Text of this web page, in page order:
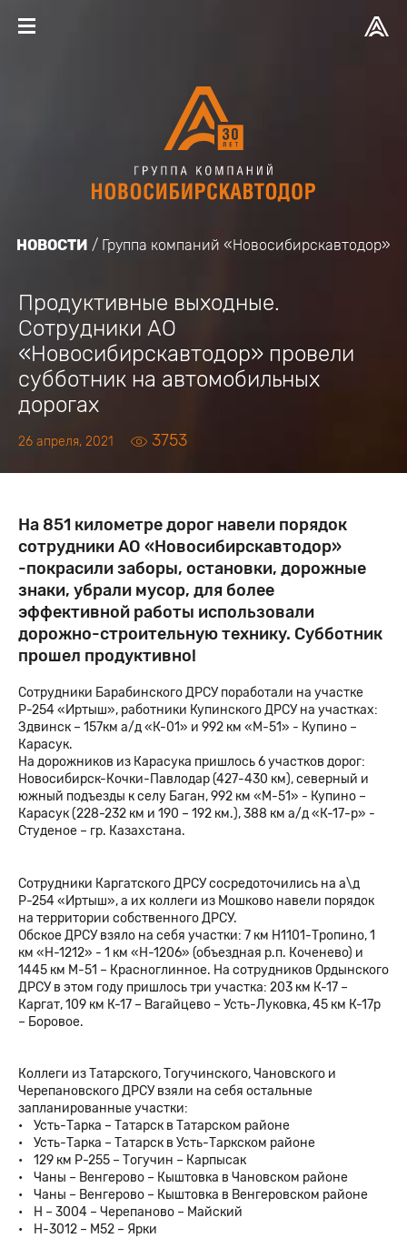
НОВОСТИ Группа компаний «Новосибирскавтодор»
Продуктивные выходные.
Сотрудники АО
«Новосибирскавтодор» провели
субботник на автомобильных
дорогах
26 апреля, 2021 3753
На 851 километре дорог навели порядок
сотрудники АО «Новосибирскавтодор»
-покрасили заборы, остановки, дорожные
знаки, убрали мусор, для более
эффективной работы использовали
дорожно-строительную технику. Субботник
прошел продуктивно!
Сотрудники Барабинского ДРСУ поработали на участке
Р-254 «Иртыш», работники Купинского ДРСУ на участках:
Здвинск – 157км а/д «К-01» и 992 км «М-51» - Купино –
Карасук.
На дорожников из Карасука пришлось 6 участков дорог:
Новосибирск-Кочки-Павлодар (427-430 км), северный и
южный подъезды к селу Баган, 992 км «М-51» - Купино –
Карасук (228-232 км и 190 – 192 км.), 388 км а/д «К-17-р» -
Студеное – гр. Казахстана.
Сотрудники Каргатского ДРСУ сосредоточились на а\д
Р-254 «Иртыш», а их коллеги из Мошково навели порядок
на территории собственного ДРСУ.
Обское ДРСУ взяло на себя участки: 7 км Н1101-Тропино, 1
км «Н-1212» - 1 км «Н-1206» (объездная р.п. Коченево) и
1445 км М-51 – Красноглинное. На сотрудников Ордынского
ДРСУ в этом году пришлось три участка: 203 км К-17 –
Каргат, 109 км К-17 – Вагайцево – Усть-Луковка, 45 км К-17р
– Боровое.
Коллеги из Татарского, Тогучинского, Чановского и
Черепановского ДРСУ взяли на себя остальные
запланированные участки:
• Усть-Тарка – Татарск в Татарском районе
• Усть-Тарка – Татарск в Усть-Таркском районе
• 129 км Р-255 – Тогучин – Карпысак
• Чаны – Венгерово – Кыштовка в Чановском районе
• Чаны – Венгерово – Кыштовка в Венгеровском районе
• Н – 3004 – Черепаново – Майский
• Н-3012 – М52 – Ярки